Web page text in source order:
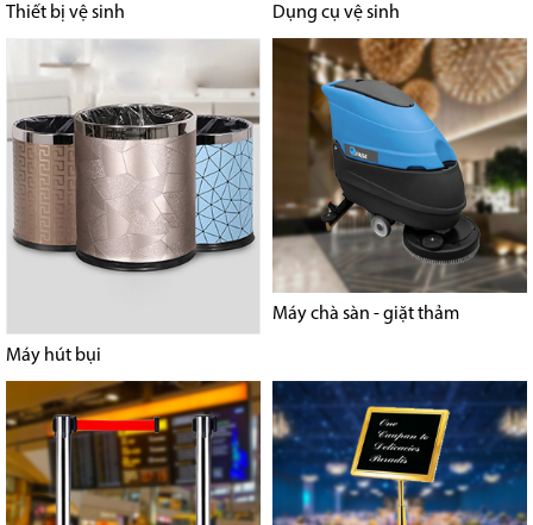
Thiết bị vệ sinh Dụng cụ vệ sinh
Máy hút bụi
Máy chà sàn - giặt thảm